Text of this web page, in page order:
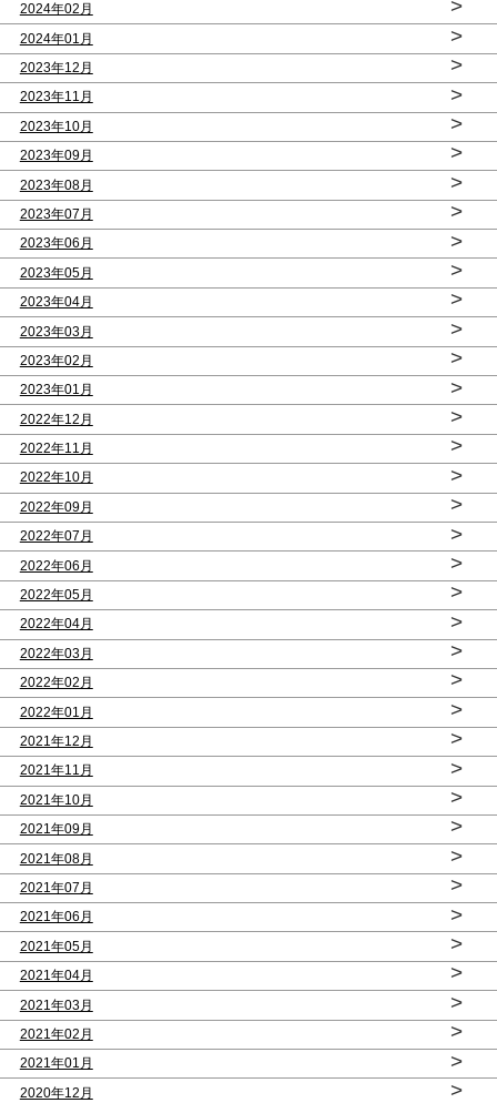
2024年02月 >
2024年01月 >
2023年12月 >
2023年11月 >
2023年10月 >
2023年09月 >
2023年08月 >
2023年07月 >
2023年06月 >
2023年05月 >
2023年04月 >
2023年03月 >
2023年02月 >
2023年01月 >
2022年12月 >
2022年11月 >
2022年10月 >
2022年09月 >
2022年07月 >
2022年06月 >
2022年05月 >
2022年04月 >
2022年03月 >
2022年02月 >
2022年01月 >
2021年12月 >
2021年11月 >
2021年10月 >
2021年09月 >
2021年08月 >
2021年07月 >
2021年06月 >
2021年05月 >
2021年04月 >
2021年03月 >
2021年02月 >
2021年01月 >
2020年12月 >